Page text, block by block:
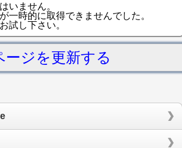
いません。
一時的に取得できませんでした。
試し下さい。
ージを更新する